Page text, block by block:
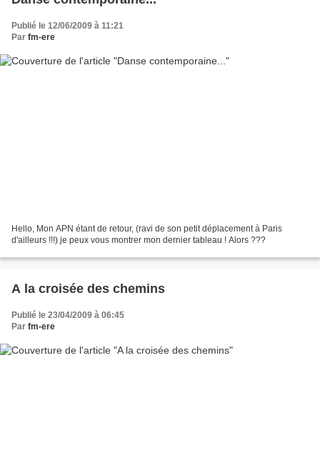
Publié le 12/06/2009 à 11:21
Par fm-ere
Hello, Mon APN étant de retour, (ravi de son petit déplacement à Paris
d'ailleurs !!!) je peux vous montrer mon dernier tableau ! Alors ???
A la croisée des chemins
Publié le 23/04/2009 à 06:45
Par fm-ere